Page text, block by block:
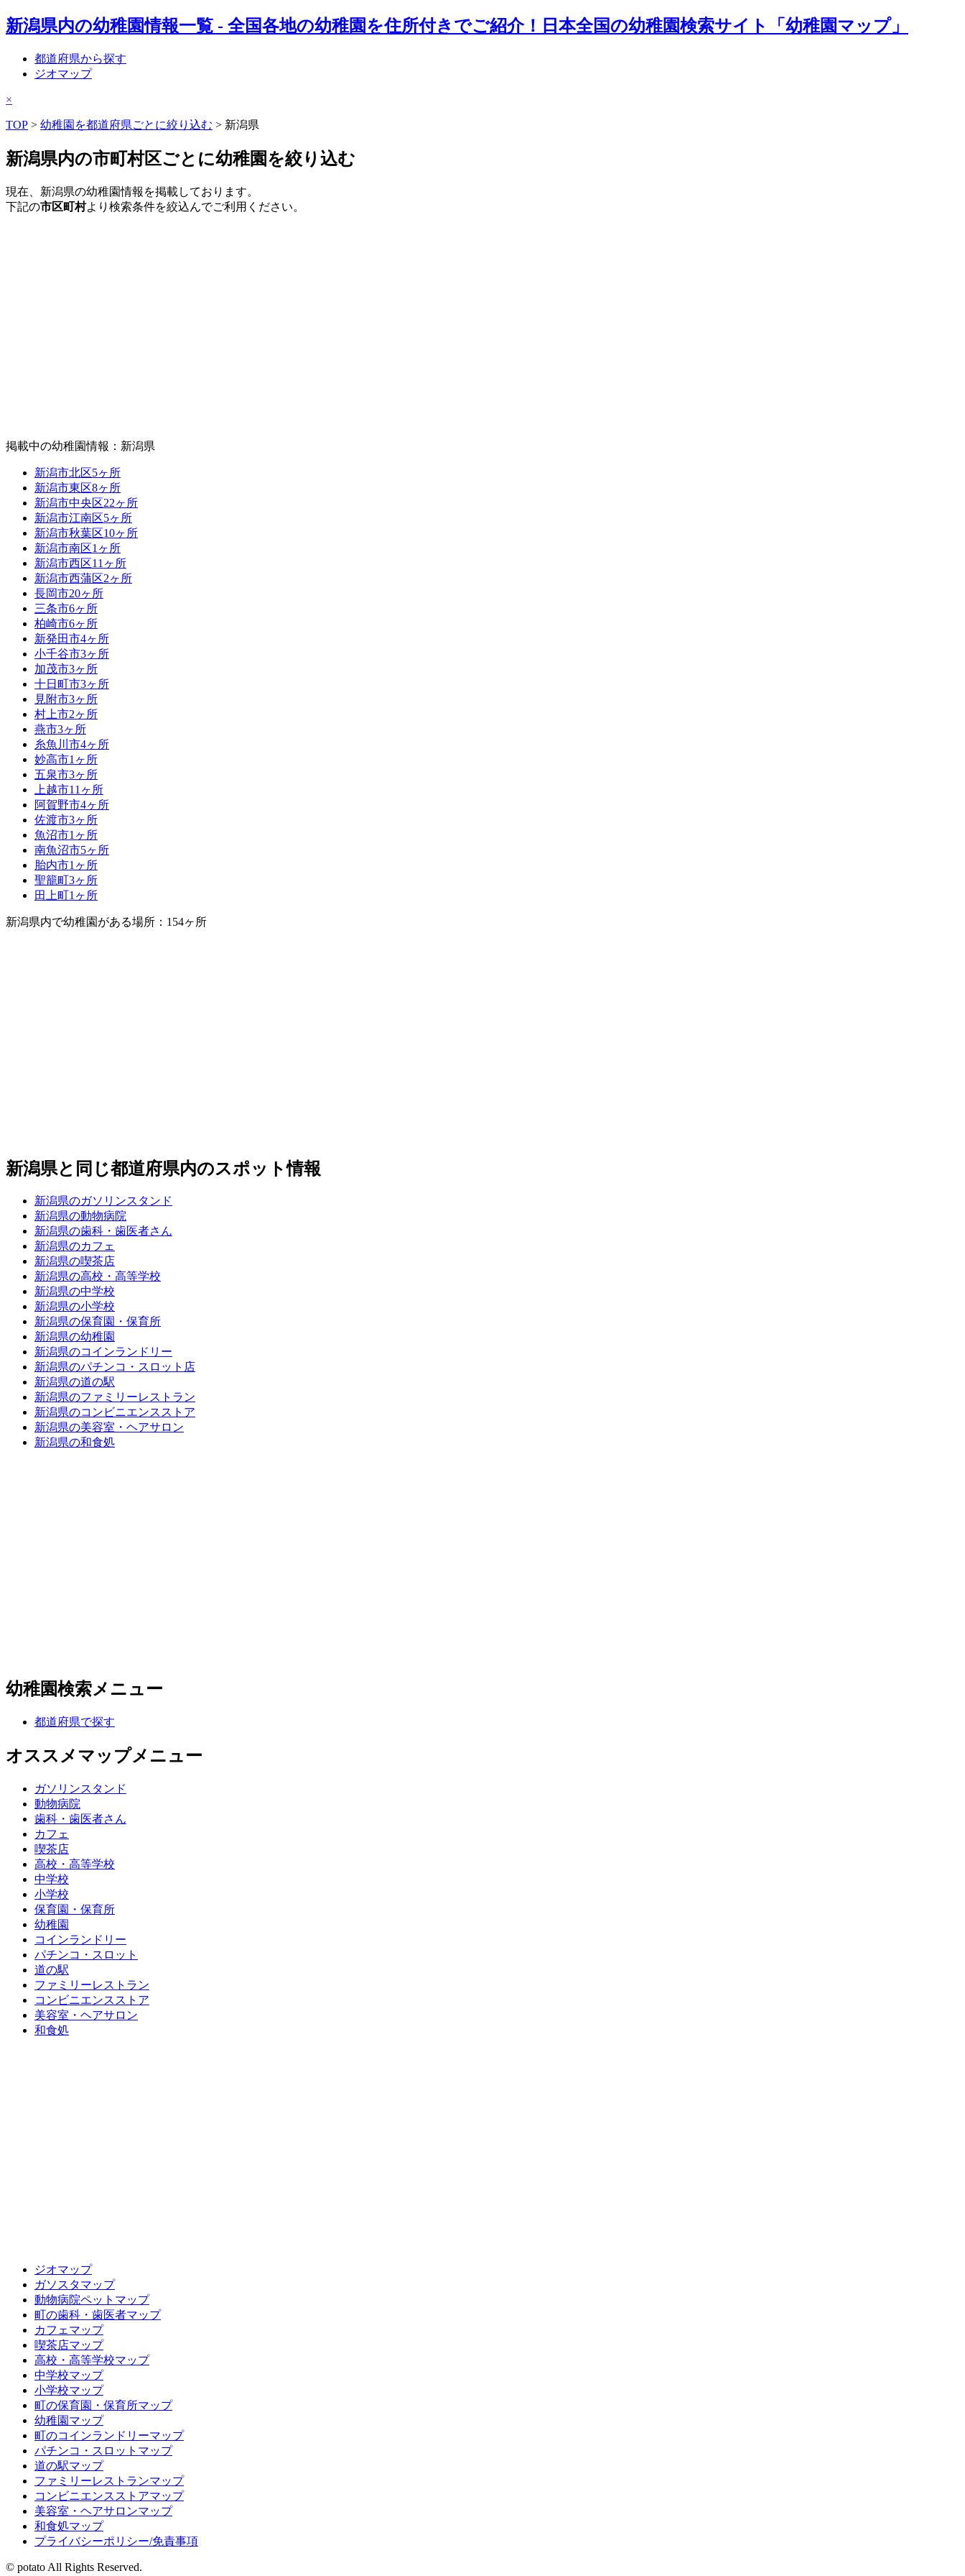
新潟県内の幼稚園情報一覧 - 全国各地の幼稚園を住所付きでご紹介！日本全国の幼稚園検索サイト「幼稚園マップ」
都道府県から探す
ジオマップ
×
TOP > 幼稚園を都道府県ごとに絞り込む > 新潟県
新潟県内の市町村区ごとに幼稚園を絞り込む
現在、新潟県の幼稚園情報を掲載しております。
下記の市区町村より検索条件を絞込んでご利用ください。
掲載中の幼稚園情報：新潟県
新潟市北区5ヶ所
新潟市東区8ヶ所
新潟市中央区22ヶ所
新潟市江南区5ヶ所
新潟市秋葉区10ヶ所
新潟市南区1ヶ所
新潟市西区11ヶ所
新潟市西蒲区2ヶ所
長岡市20ヶ所
三条市6ヶ所
柏崎市6ヶ所
新発田市4ヶ所
小千谷市3ヶ所
加茂市3ヶ所
十日町市3ヶ所
見附市3ヶ所
村上市2ヶ所
燕市3ヶ所
糸魚川市4ヶ所
妙高市1ヶ所
五泉市3ヶ所
上越市11ヶ所
阿賀野市4ヶ所
佐渡市3ヶ所
魚沼市1ヶ所
南魚沼市5ヶ所
胎内市1ヶ所
聖籠町3ヶ所
田上町1ヶ所
新潟県内で幼稚園がある場所：154ヶ所
新潟県と同じ都道府県内のスポット情報
新潟県のガソリンスタンド
新潟県の動物病院
新潟県の歯科・歯医者さん
新潟県のカフェ
新潟県の喫茶店
新潟県の高校・高等学校
新潟県の中学校
新潟県の小学校
新潟県の保育園・保育所
新潟県の幼稚園
新潟県のコインランドリー
新潟県のパチンコ・スロット店
新潟県の道の駅
新潟県のファミリーレストラン
新潟県のコンビニエンスストア
新潟県の美容室・ヘアサロン
新潟県の和食処
幼稚園検索メニュー
都道府県で探す
オススメマップメニュー
ガソリンスタンド
動物病院
歯科・歯医者さん
カフェ
喫茶店
高校・高等学校
中学校
小学校
保育園・保育所
幼稚園
コインランドリー
パチンコ・スロット
道の駅
ファミリーレストラン
コンビニエンスストア
美容室・ヘアサロン
和食処
ジオマップ
ガソスタマップ
動物病院ペットマップ
町の歯科・歯医者マップ
カフェマップ
喫茶店マップ
高校・高等学校マップ
中学校マップ
小学校マップ
町の保育園・保育所マップ
幼稚園マップ
町のコインランドリーマップ
パチンコ・スロットマップ
道の駅マップ
ファミリーレストランマップ
コンビニエンスストアマップ
美容室・ヘアサロンマップ
和食処マップ
プライバシーポリシー/免責事項
© potato All Rights Reserved.